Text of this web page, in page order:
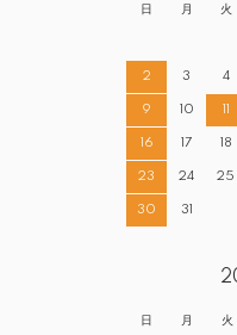
日 月 火
2 3 4
9 10
16 17 18
23 24 25
30 31
日 月 火